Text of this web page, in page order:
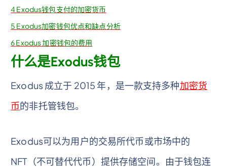
4Exodus钱包支付的加密货币
5 Exodus加密钱包优点和缺点分析
6Exodus 加密钱包的费用
什么是Exodus钱包
Exodus 成立于 2015 年，是一款支持多种加密货
币的非托管钱包。
Exodus可以为用户的交易所代币或市场中的
NFT（不可替代代币）提供存储空间。由于钱包连